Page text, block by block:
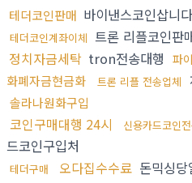
테더코인판매 바이낸스코인삽니다
테더코인계좌이체 트론 리플코인판
정치자금세탁 tron전송대행 파
화폐자금현금화
트론 리플 전송업체
솔라나원화구입
코인구매대행 24시 신용카드코인
드코인구입처
테더구매 오다집수수료 돈믹싱